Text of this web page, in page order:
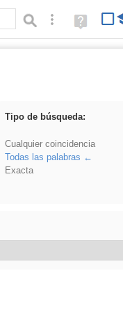
Búsqueda avanzada
Ayuda
(en
Tipo de búsqueda:
Cualquier coincidencia
Todas las palabras
Exacta